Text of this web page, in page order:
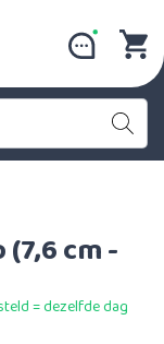
cm -
= dezelfde dag